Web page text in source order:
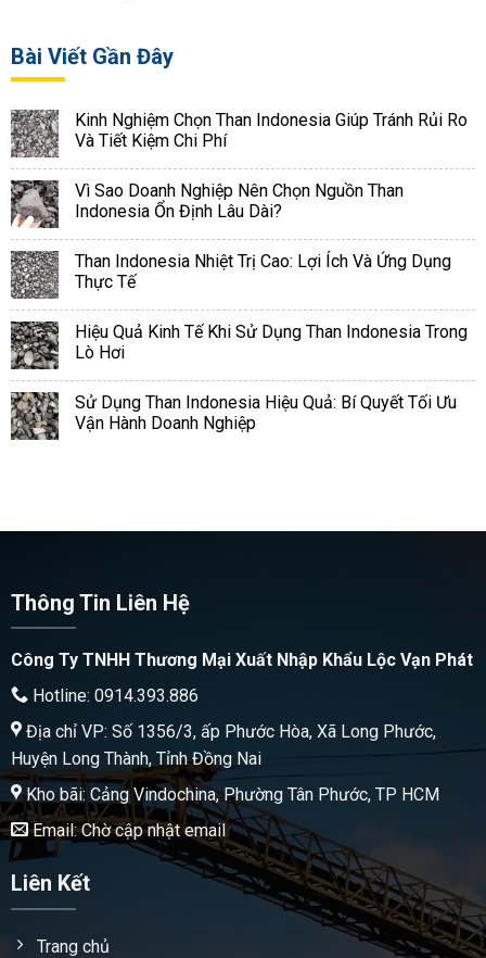
Bài Viết Gần Đây
Kinh Nghiệm Chọn Than Indonesia Giúp Tránh Rủi Ro
Và Tiết Kiệm Chi Phí
Vì Sao Doanh Nghiệp Nên Chọn Nguồn Than
Indonesia Ổn Định Lâu Dài?
Than Indonesia Nhiệt Trị Cao: Lợi Ích Và Ứng Dụng
Thực Tế
Hiệu Quả Kinh Tế Khi Sử Dụng Than Indonesia Trong
Lò Hơi
Sử Dụng Than Indonesia Hiệu Quả: Bí Quyết Tối Ưu
Vận Hành Doanh Nghiệp
Thông Tin Liên Hệ
Công Ty TNHH Thương Mại Xuất Nhập Khẩu Lộc Vạn Phát
Hotline: 0914.393.886
Địa chỉ VP: Số 1356/3, ấp Phước Hòa, Xã Long Phước,
Huyện Long Thành, Tỉnh Đồng Nai
Kho bãi: Cảng Vindochina, Phường Tân Phước, TP HCM
Email: Chờ cập nhật email
Liên Kết
Trang chủ